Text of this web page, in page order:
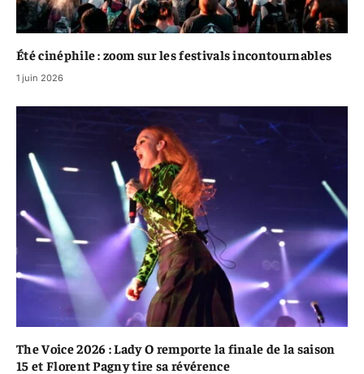
Été cinéphile : zoom sur les festivals incontournables
1 juin 2026
The Voice 2026 : Lady O remporte la finale de la saison
15 et Florent Pagny tire sa révérence